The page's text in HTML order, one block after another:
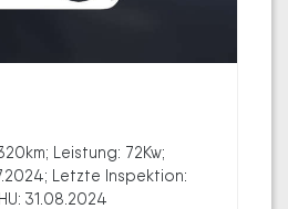
Leistung: 72Kw;
Letzte Inspektion:
31.08.2024